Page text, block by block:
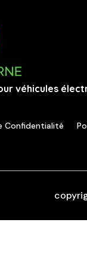
véhicules
Confidentialité